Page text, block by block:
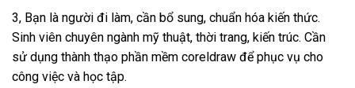
3, Bạn là người đi làm, cần bổ sung, chuẩn hóa kiến thức.
Sinh viên chuyên ngành mỹ thuật, thời trang, kiến trúc. Cần
sử dụng thành thạo phần mềm coreldraw để phục vụ cho
công việc và học tập.